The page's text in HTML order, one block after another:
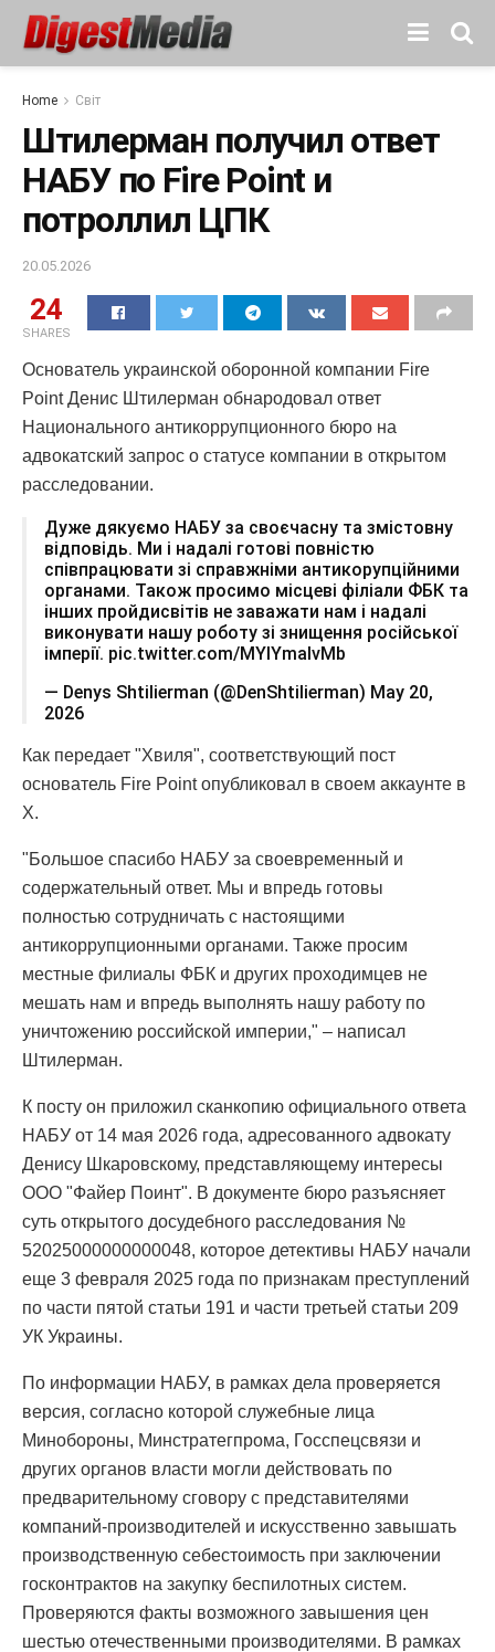
Home Світ
Штилерман получил ответ
НАБУ по Fire Point и
потроллил ЦПК
20.05.2026
24
SHARES
Основатель украинской оборонной компании Fire
Point Денис Штилерман обнародовал ответ
Национального антикоррупционного бюро на
адвокатский запрос о статусе компании в открытом
расследовании.
Дуже дякуємо НАБУ за своєчасну та змістовну
відповідь. Ми і надалі готові повністю
співпрацювати зі справжніми антикорупційними
органами. Також просимо місцеві філіали ФБК та
інших пройдисвітів не заважати нам і надалі
виконувати нашу роботу зі знищення російської
імперії. pic.twitter.com/MYIYmalvMb
— Denys Shtilierman (@DenShtilierman) May 20,
2026
Как передает "Хвиля", соответствующий пост
основатель Fire Point опубликовал в своем аккаунте в
X.
"Большое спасибо НАБУ за своевременный и
содержательный ответ. Мы и впредь готовы
полностью сотрудничать с настоящими
антикоррупционными органами. Также просим
местные филиалы ФБК и других проходимцев не
мешать нам и впредь выполнять нашу работу по
уничтожению российской империи," – написал
Штилерман.
К посту он приложил сканкопию официального ответа
НАБУ от 14 мая 2026 года, адресованного адвокату
Денису Шкаровскому, представляющему интересы
ООО "Файер Поинт". В документе бюро разъясняет
суть открытого досудебного расследования №
52025000000000048, которое детективы НАБУ начали
еще 3 февраля 2025 года по признакам преступлений
по части пятой статьи 191 и части третьей статьи 209
УК Украины.
По информации НАБУ, в рамках дела проверяется
версия, согласно которой служебные лица
Минобороны, Минстратегпрома, Госспецсвязи и
других органов власти могли действовать по
предварительному сговору с представителями
компаний-производителей и искусственно завышать
производственную себестоимость при заключении
госконтрактов на закупку беспилотных систем.
Проверяются факты возможного завышения цен
шестью отечественными производителями. В рамках